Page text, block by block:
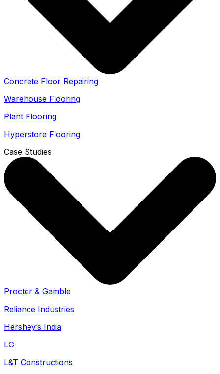
Concrete Floor Repairing
Warehouse Flooring
Plant Flooring
Hyperstore Flooring
Case Studies
Procter & Gamble
Reliance Industries
Hershey’s India
LG
L&T Constructions